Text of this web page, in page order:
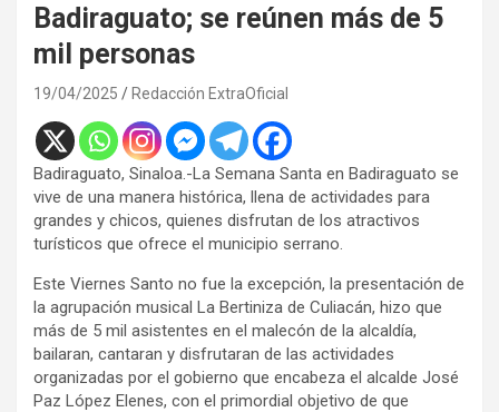
Badiraguato; se reúnen más de 5
mil personas
19/04/2025 Redacción ExtraOficial
Badiraguato, Sinaloa.-La Semana Santa en Badiraguato se
vive de una manera histórica, llena de actividades para
grandes y chicos, quienes disfrutan de los atractivos
turísticos que ofrece el municipio serrano.
Este Viernes Santo no fue la excepción, la presentación de
la agrupación musical La Bertiniza de Culiacán, hizo que
más de 5 mil asistentes en el malecón de la alcaldía,
bailaran, cantaran y disfrutaran de las actividades
organizadas por el gobierno que encabeza el alcalde José
Paz López Elenes, con el primordial objetivo de que